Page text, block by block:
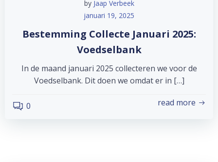
by Jaap Verbeek
januari 19, 2025
Bestemming Collecte Januari 2025:
Voedselbank
In de maand januari 2025 collecteren we voor de
Voedselbank. Dit doen we omdat er in […]
0 read more